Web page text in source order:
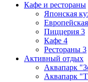
Кафе и рестораны
Японская
Пиццерия 3
Кафе 4
Рестораны 3
Активный отдых
Аквапарк
Аквапарк